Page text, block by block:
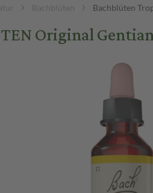
Bachblüten Bachblüten
Original